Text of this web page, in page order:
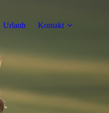
Urlaub Kontakt